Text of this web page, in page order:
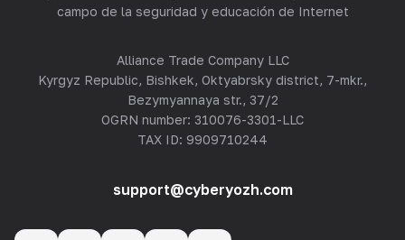
campo de la seguridad y educación de Internet
Alliance Trade Company LLC
Kyrgyz Republic, Bishkek, Oktyabrsky district, 7-mkr.,
Bezymyannaya str., 37/2
OGRN number: 310076-3301-LLC
TAX ID: 9909710244
support@cyberyozh.com